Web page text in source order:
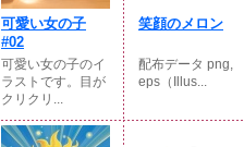
可愛い女の子
#02
可愛い女の子のイ
ラストです。目が
クリクリ...
笑顔のメロン
配布データ png,
eps（Illus...